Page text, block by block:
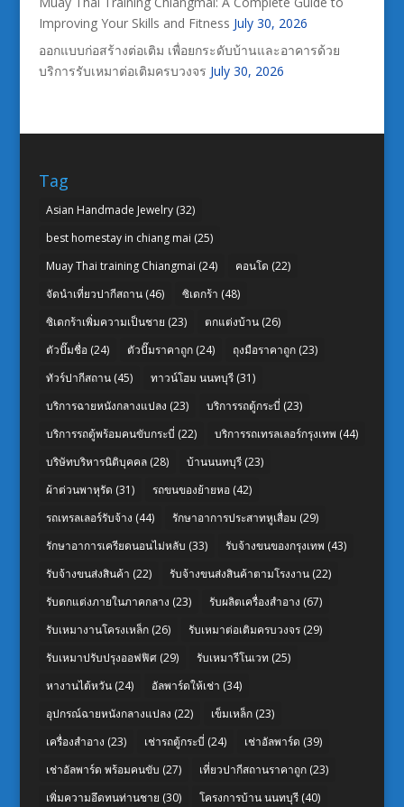
Improving Your Skills and Fitness July 30, 2026
ออกแบบก่อสร้างต่อเติม เพื่อยกระดับบ้านและอาคารด้วย
บริการรับเหมาต่อเติมครบวงจร July 30, 2026
Tag
Asian Handmade Jewelry(32)
best homestay in chiang mai (25)
Muay Thai training Chiangmai (24) คอนโด (22)
จัดนำเที่ยวปากีสถาน(46) ซิเดกร้า (48)
ซิเดกร้าเพิ่มความเป็นชาย (23) ตกแต่งบ้าน(26)
ตัวปั๊มชื่อ(24) ตัวปั๊มราคาถูก(24) ถุงมือราคาถูก(23)
ทัวร์ปากีสถาน(45) ทาวน์โฮม นนทบุรี(31)
บริการฉายหนังกลางแปลง (23) บริการรถตู้กระบี่ (23)
บริการรถตู้พร้อมคนขับกระบี่ (22) บริการรถเทรลเลอร์กรุงเทพ (44)
บริษัทบริหารนิติบุคคล(28) บ้านนนทบุรี(23)
ผ้าต่วนพาหุรัด (31) รถขนของย้ายหอ(42)
รถเทรลเลอร์รับจ้าง (44) รักษาอาการประสาทหูเสื่อม (29)
รักษาอาการเครียดนอนไม่หลับ (33) รับจ้างขนของกรุงเทพ (43)
รับจ้างขนส่งสินค้า (22) รับจ้างขนส่งสินค้าตามโรงงาน(22)
รับตกแต่งภายในภาคกลาง (23) รับผลิตเครื่องสำอาง (67)
รับเหมางานโครงเหล็ก(26) รับเหมาต่อเติมครบวงจร(29)
รับเหมาปรับปรุงออฟฟิศ(29) รับเหมารีโนเวท (25)
หางานไต้หวัน(24) อัลพาร์ดให้เช่า (34)
อุปกรณ์ฉายหนังกลางแปลง (22) เข็มเหล็ก(23)
เครื่องสำอาง (23) เช่ารถตู้กระบี่ (24) เช่าอัลพาร์ด (39)
เช่าอัลพาร์ด พร้อมคนขับ (27) เที่ยวปากีสถานราคาถูก(23)
เพิ่มความอึดทนท่านชาย (30) โครงการบ้าน นนทบุรี(40)